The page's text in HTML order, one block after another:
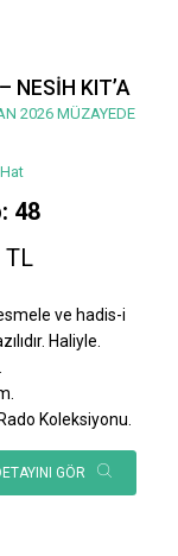
NESİH KIT’A
2026 MÜZAYEDE
Hat
48
TL
ve hadis-i
Haliyle.
Koleksiyonu.
GÖR